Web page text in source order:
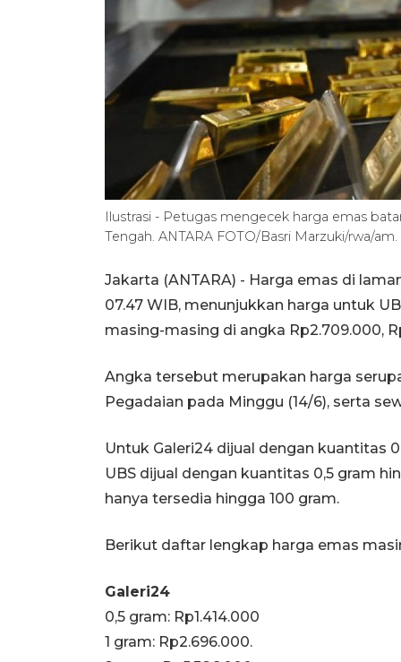
Ilustrasi - Petugas mengecek harga emas
Tengah. ANTARA FOTO/Basri Marzuki/rwa/am.
Jakarta (ANTARA) - Harga emas di
07.47 WIB, menunjukkan harga untuk
masing-masing di angka Rp2.709.000,
Angka tersebut merupakan harga
Pegadaian pada Minggu (14/6), serta
Untuk Galeri24 dijual dengan kuantitas
UBS dijual dengan kuantitas 0,5 gram
hanya tersedia hingga 100 gram.
Berikut daftar lengkap harga emas
Galeri24
0,5 gram: Rp1.414.000
1 gram: Rp2.696.000.